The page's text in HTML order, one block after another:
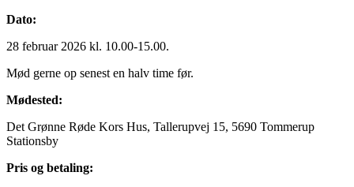
Dato:
28 februar 2026 kl. 10.00-15.00.
Mød gerne op senest en halv time før.
Mødested:
Det Grønne Røde Kors Hus, Tallerupvej 15, 5690 Tommerup
Stationsby
Pris og betaling: